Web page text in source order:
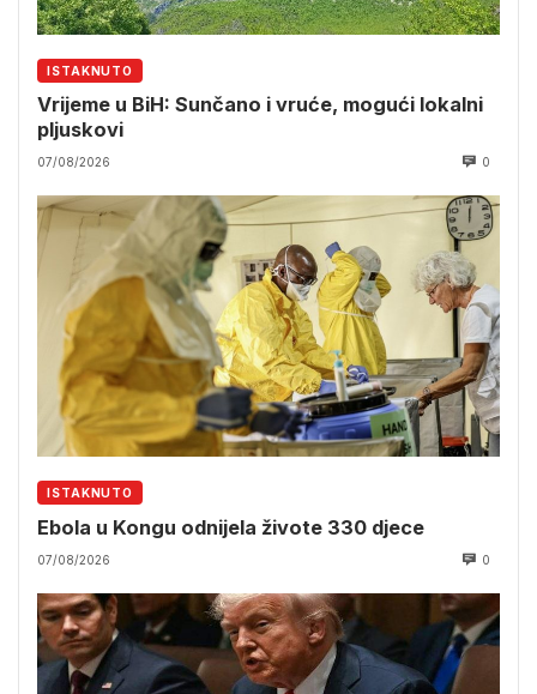
ISTAKNUTO
Vrijeme u BiH: Sunčano i vruće, mogući lokalni
pljuskovi
07/08/2026 0
ISTAKNUTO
Ebola u Kongu odnijela živote 330 djece
07/08/2026 0